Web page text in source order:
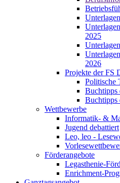
2025
2026
Projekte der FS
Politische
Buchtipps
Buchtipps
Wettbewerbe
Informatik- &
Jugend debattiert
Leo, leo -
Förderangebote
Legasthenie-
Enrichment-